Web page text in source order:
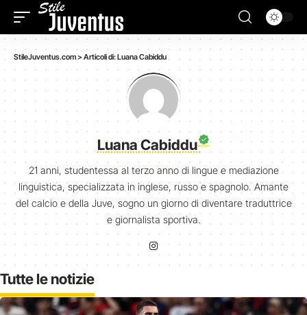
StileJuventus.com>Articoli di: Luana Cabiddu
Luana Cabiddu
21 anni, studentessa al terzo anno di lingue e mediazione
linguistica, specializzata in inglese, russo e spagnolo. Amante
del calcio e della Juve, sogno un giorno di diventare traduttrice
e giornalista sportiva.
Tutte le notizie